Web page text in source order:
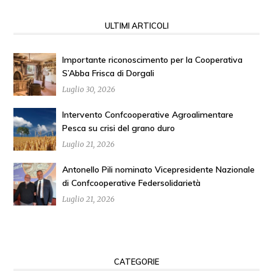
ULTIMI ARTICOLI
Importante riconoscimento per la Cooperativa
S’Abba Frisca di Dorgali
Luglio 30, 2026
Intervento Confcooperative Agroalimentare
Pesca su crisi del grano duro
Luglio 21, 2026
Antonello Pili nominato Vicepresidente Nazionale
di Confcooperative Federsolidarietà
Luglio 21, 2026
CATEGORIE